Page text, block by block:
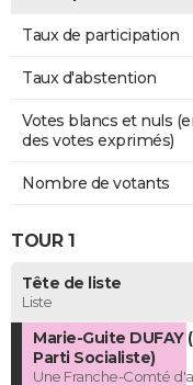
Taux de participation
Taux d'abstention
Votes blancs et nuls
des votes exprimés)
Nombre de votants
TOUR 1
Tête de liste
Liste
Marie-Guite DUFAY
Parti Socialiste)
Une Franche-Comté